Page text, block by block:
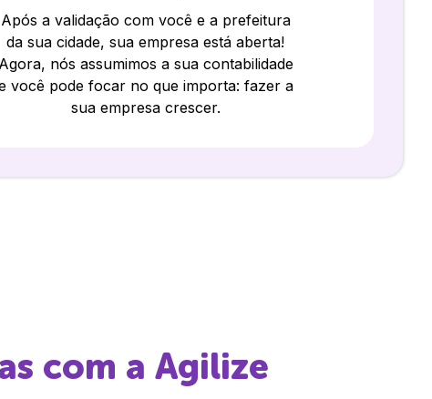
Após a validação com você e a prefeitura
da sua cidade, sua empresa está aberta!
Agora, nós assumimos a sua contabilidade
você pode focar no que importa: fazer a
sua empresa crescer.
com a Agilize